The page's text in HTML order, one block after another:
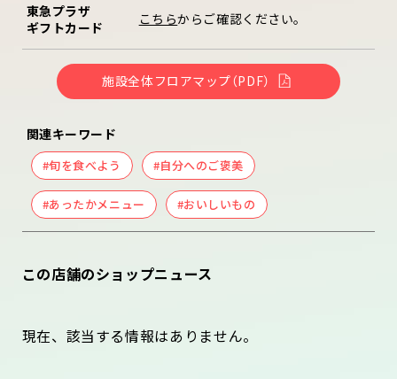
東急プラザ
ギフトカード
こちらからご確認ください。
施設全体フロアマップ（PDF）
関連キーワード
#旬を食べよう #自分へのご褒美
#あったかメニュー #おいしいもの
この店舗のショップニュース
現在、該当する情報はありません。